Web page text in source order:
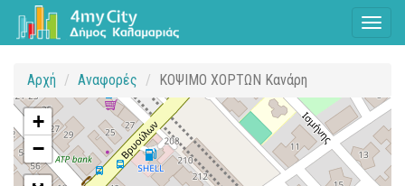
Αρχή Αναφορές ΚΟΨΙΜΟ ΧΟΡΤΩΝ Κανάρη
+
−